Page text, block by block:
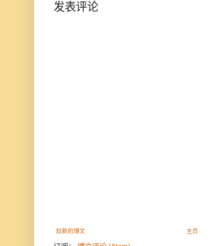
发表评论
较新的博文 主页